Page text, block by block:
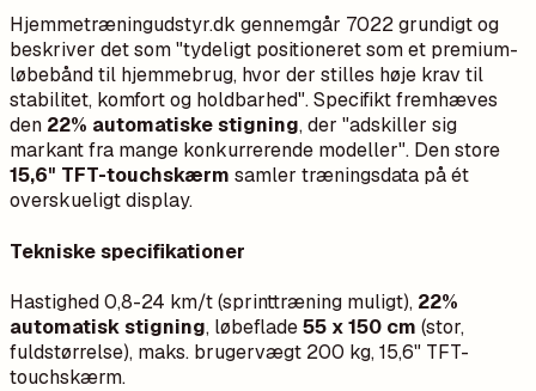
Hjemmetræningudstyr.dk gennemgår 7022 grundigt og
beskriver det som "tydeligt positioneret som et premium-
løbebånd til hjemmebrug, hvor der stilles høje krav til
stabilitet, komfort og holdbarhed". Specifikt fremhæves
den 22% automatiske stigning, der "adskiller sig
markant fra mange konkurrerende modeller". Den store
15,6" TFT-touchskærm samler træningsdata på ét
overskueligt display.
Tekniske specifikationer
Hastighed 0,8-24 km/t (sprinttræning muligt), 22%
automatisk stigning, løbeflade55 x 150 cm (stor,
fuldstørrelse), maks. brugervægt 200 kg, 15,6" TFT-
touchskærm.